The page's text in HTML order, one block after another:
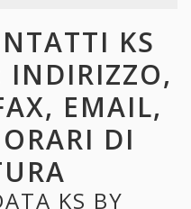
KS
INDIRIZZO,
EMAIL,
DI
KS BY